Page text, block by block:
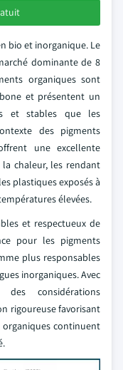
bio et inorganique. Le
dominante de 8
organiques sont
et présentent un
et stables que les
des pigments
une excellente
chaleur, les rendant
plastiques exposés à
élevées.
et respectueux de
pour les pigments
plus responsables
inorganiques. Avec
considérations
rigoureuse favorisant
continuent